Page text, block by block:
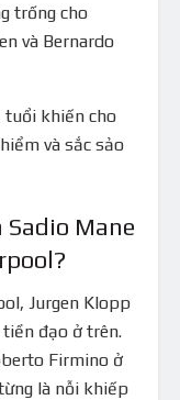
trống cho
và Bernardo
tuổi khiến cho
và sắc sảo
Mane
Jurgen Klopp
đạo ở trên.
Firmino ở
là nỗi khiếp